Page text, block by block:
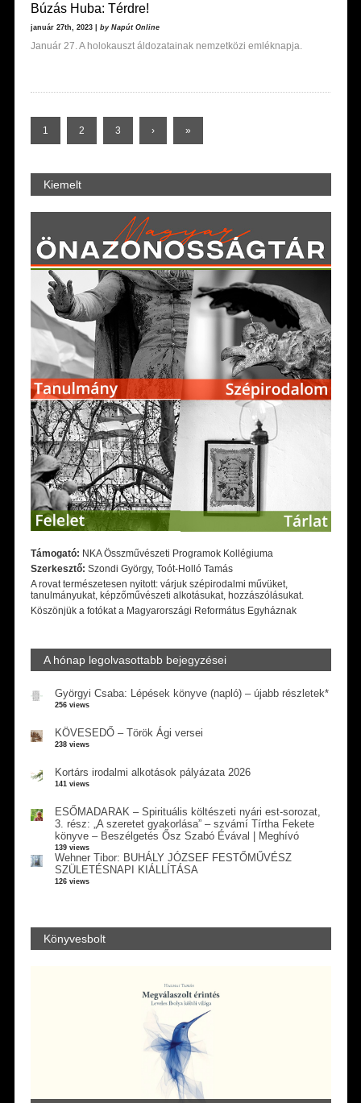
Búzás Huba: Térdre!
január 27th, 2023 | by Napút Online
Január 27. A holokauszt áldozatainak nemzetközi emléknapja.
1 2 3 › »
Kiemelt
Támogató: NKA Összművészeti Programok Kollégiuma
Szerkesztő: Szondi György, Toót-Holló Tamás
A rovat természetesen nyitott: várjuk szépirodalmi művüket,
tanulmányukat, képzőművészeti alkotásukat, hozzászólásukat.
Köszönjük a fotókat a Magyarországi Református Egyháznak
A hónap legolvasottabb bejegyzései
Györgyi Csaba: Lépések könyve (napló) – újabb részletek*
256 views
KÖVESEDŐ – Török Ági versei
238 views
Kortárs irodalmi alkotások pályázata 2026
141 views
ESŐMADARAK – Spirituális költészeti nyári est-sorozat,
3. rész: „A szeretet gyakorlása” – szvámí Tírtha Fekete
könyve – Beszélgetés Ősz Szabó Évával | Meghívó
139 views
Wehner Tibor: BUHÁLY JÓZSEF FESTŐMŰVÉSZ
SZÜLETÉSNAPI KIÁLLÍTÁSA
126 views
Könyvesbolt